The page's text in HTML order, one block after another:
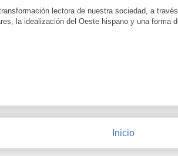
lectora de nuestra sociedad, a
la idealización del Oeste hispano y una forma
Inicio